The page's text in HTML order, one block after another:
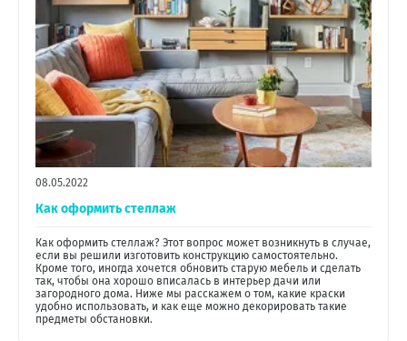
08.05.2022
Как оформить стеллаж
Как оформить стеллаж? Этот вопрос может возникнуть в случае,
если вы решили изготовить конструкцию самостоятельно.
Кроме того, иногда хочется обновить старую мебель и сделать
так, чтобы она хорошо вписалась в интерьер дачи или
загородного дома. Ниже мы расскажем о том, какие краски
удобно использовать, и как еще можно декорировать такие
предметы обстановки.